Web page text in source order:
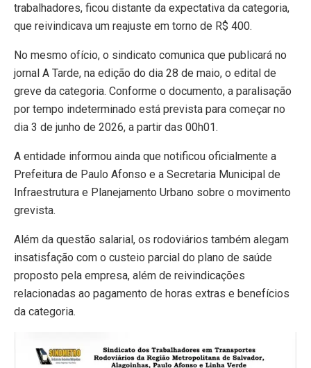
trabalhadores, ficou distante da expectativa da categoria,
que reivindicava um reajuste em torno de R$ 400.
No mesmo ofício, o sindicato comunica que publicará no
jornal A Tarde, na edição do dia 28 de maio, o edital de
greve da categoria. Conforme o documento, a paralisação
por tempo indeterminado está prevista para começar no
dia 3 de junho de 2026, a partir das 00h01.
A entidade informou ainda que notificou oficialmente a
Prefeitura de Paulo Afonso e a Secretaria Municipal de
Infraestrutura e Planejamento Urbano sobre o movimento
grevista.
Além da questão salarial, os rodoviários também alegam
insatisfação com o custeio parcial do plano de saúde
proposto pela empresa, além de reivindicações
relacionadas ao pagamento de horas extras e benefícios
da categoria.